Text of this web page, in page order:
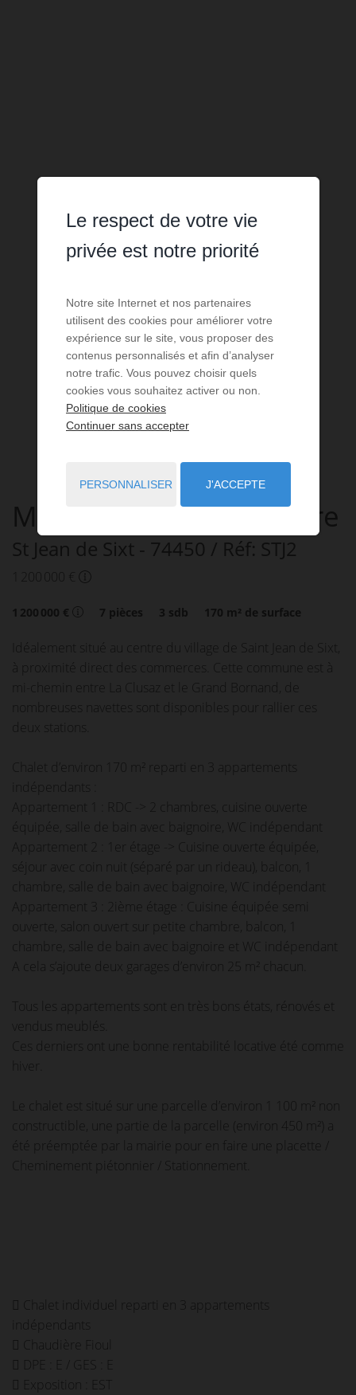
Maison 7 piècesà vendre
St Jean de Sixt - 74450 / Réf: STJ2
1 200 000 €
1 200 000 € 7 pièces 3 sdb 170 m² de surface
Idéalement situé au centre du village de Saint Jean de Sixt,
à proximité direct des commerces. Cette commune est à
mi-chemin entre La Clusaz et le Grand Bornand, de
nombreuses navettes sont disponibles pour rallier ces
deux stations.
Chalet d’environ 170 m² reparti en 3 appartements
indépendants :
Appartement 1 : RDC -> 2 chambres, cuisine ouverte
équipée, salle de bain avec baignoire, WC indépendant
Appartement 2 : 1er étage -> Cuisine ouverte équipée,
séjour avec coin nuit (séparé par un rideau), balcon, 1
chambre, salle de bain avec baignoire, WC indépendant
Appartement 3 : 2ième étage : Cuisine équipée semi
ouverte, salon ouvert sur petite chambre, balcon, 1
chambre, salle de bain avec baignoire et WC indépendant
A cela s’ajoute deux garages d’environ 25 m² chacun.
Tous les appartements sont en très bons états, rénovés et
vendus meublés.
Ces derniers ont une bonne rentabilité locative été comme
hiver.
Le chalet est situé sur une parcelle d’environ 1 100 m² non
constructible, une partie de la parcelle (environ 450 m²) a
été préemptée par la mairie pour en faire une placette /
Cheminement piétonnier / Stationnement.
 Chalet individuel reparti en 3 appartements
indépendants
 Chaudière Fioul
Le respect de votre vie
privée est notre priorité
Notre site Internet et nos partenaires
utilisent des cookies pour améliorer votre
expérience sur le site, vous proposer des
contenus personnalisés et afin d’analyser
notre trafic. Vous pouvez choisir quels
cookies vous souhaitez activer ou non.
Politique de cookies
Continuer sans accepter
PERSONNALISER J'ACCEPTE